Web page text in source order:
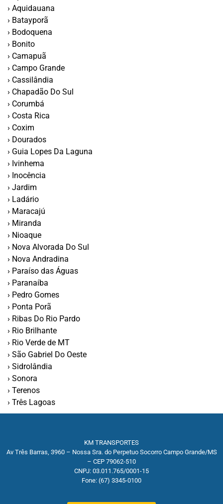
› Aquidauana
› Batayporã
› Bodoquena
› Bonito
› Camapuã
› Campo Grande
› Cassilândia
› Chapadão Do Sul
› Corumbá
› Costa Rica
› Coxim
› Dourados
› Guia Lopes Da Laguna
› Ivinhema
› Inocência
› Jardim
› Ladário
› Maracajú
› Miranda
› Nioaque
› Nova Alvorada Do Sul
› Nova Andradina
› Paraí­so das Águas
› Paranaíba
› Pedro Gomes
› Ponta Porã
› Ribas Do Rio Pardo
› Rio Brilhante
› Rio Verde de MT
› São Gabriel Do Oeste
› Sidrolândia
› Sonora
› Terenos
› Três Lagoas
KM TRANSPORTES
Av Três Barras, 3960 – Nossa Sra. do Perpetuo Socorro Campo Grande/MS
– CEP 79062-510
CNPJ: 03.011.765/0001-15
Fone: (67) 3345-0100